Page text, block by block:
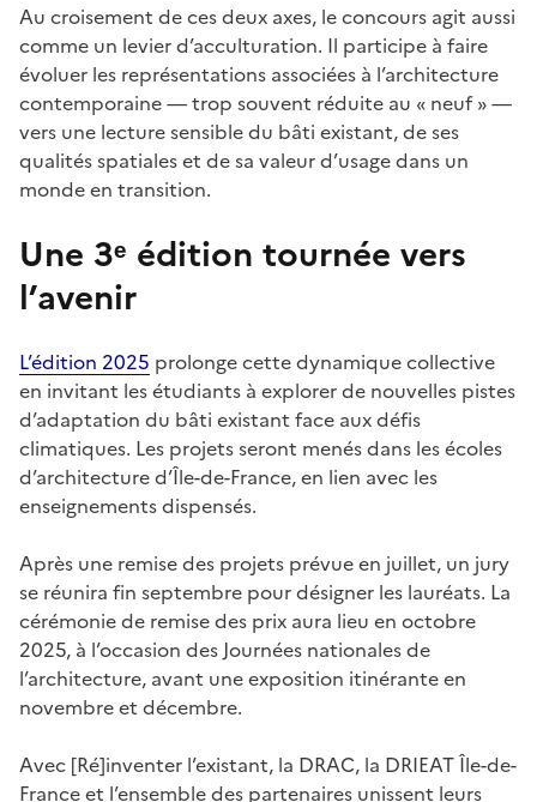
Au croisement de ces deux axes, le concours agit aussi
comme un levier d’acculturation. Il participe à faire
évoluer les représentations associées à l’architecture
contemporaine — trop souvent réduite au « neuf » —
vers une lecture sensible du bâti existant, de ses
qualités spatiales et de sa valeur d’usage dans un
monde en transition.
Une 3ᵉ édition tournée vers
l’avenir
L’édition 2025 prolonge cette dynamique collective
en invitant les étudiants à explorer de nouvelles pistes
d’adaptation du bâti existant face aux défis
climatiques. Les projets seront menés dans les écoles
d’architecture d’Île-de-France, en lien avec les
enseignements dispensés.
Après une remise des projets prévue en juillet, un jury
se réunira fin septembre pour désigner les lauréats. La
cérémonie de remise des prix aura lieu en octobre
2025, à l’occasion des Journées nationales de
l’architecture, avant une exposition itinérante en
novembre et décembre.
Avec [Ré]inventer l’existant, la DRAC, la DRIEAT Île-de-
France et l’ensemble des partenaires unissent leurs